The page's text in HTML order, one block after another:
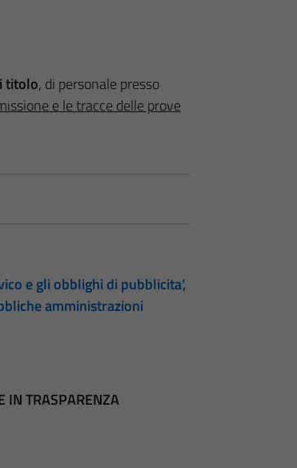
titolo, di personale presso
e le tracce delle prove
e gli obblighi di pubblicita’,
amministrazioni
IN TRASPARENZA